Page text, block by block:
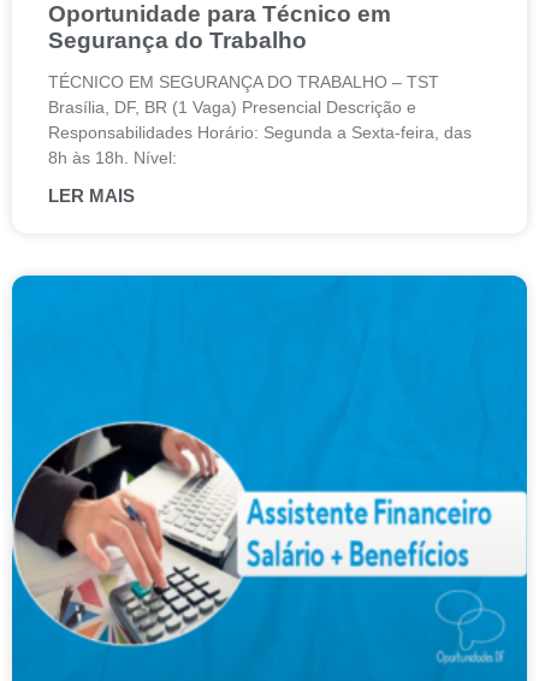
Oportunidade para Técnico em
Segurança do Trabalho
TÉCNICO EM SEGURANÇA DO TRABALHO – TST
Brasília, DF, BR (1 Vaga) Presencial Descrição e
Responsabilidades Horário: Segunda a Sexta-feira, das
8h às 18h. Nível:
LER MAIS